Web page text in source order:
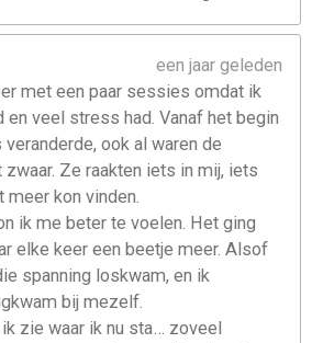
een jaar geleden
met een paar sessies omdat ik
en veel stress had. Vanaf het begin
ook al waren de
Ze raakten iets in mij, iets
kon vinden.
ik me beter te voelen. Het ging
elke keer een beetje meer. Alsof
spanning loskwam, en ik
bij mezelf.
zie waar ik nu sta… zoveel